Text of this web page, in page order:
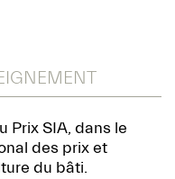
Prix SIA, dans le
des prix et
du bâti.